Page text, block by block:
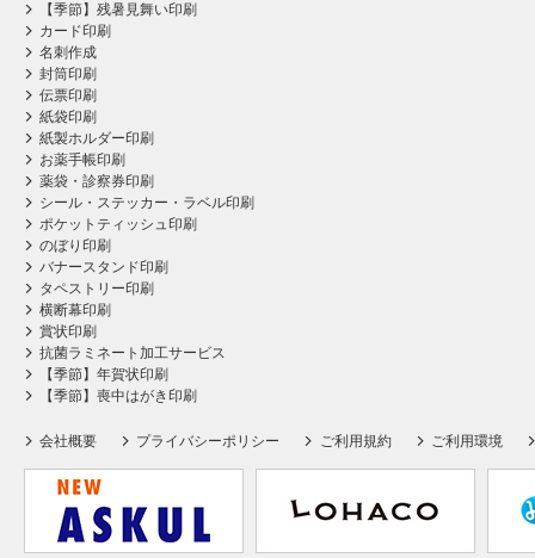
【季節】残暑見舞い印刷
カード印刷
名刺作成
封筒印刷
伝票印刷
紙袋印刷
紙製ホルダー印刷
お薬手帳印刷
薬袋・診察券印刷
シール・ステッカー・ラベル印刷
ポケットティッシュ印刷
のぼり印刷
バナースタンド印刷
タペストリー印刷
横断幕印刷
賞状印刷
抗菌ラミネート加工サービス
【季節】年賀状印刷
【季節】喪中はがき印刷
会社概要 プライバシーポリシー ご利用規約 ご利用環境